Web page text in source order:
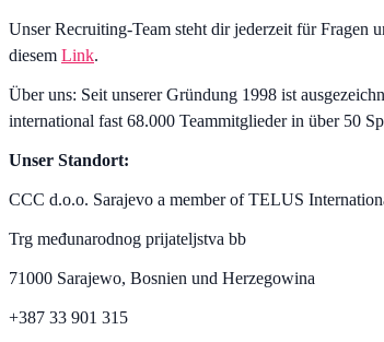
Unser Recruiting-Team steht dir jederzeit für Fragen
diesem Link.
Über uns: Seit unserer Gründung 1998 ist
international fast 68.000 Teammitglieder in über 50
Unser Standort:
CCC d.o.o. Sarajevo a member of TELUS
Trg međunarodnog prijateljstva bb
71000 Sarajewo, Bosnien und Herzegowina
+387 33 901 315